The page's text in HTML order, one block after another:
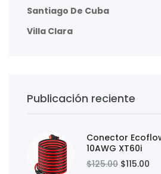
Santiago De Cuba
Villa Clara
Publicación reciente
Conector
10AWG XT60i
$125.00 $115.00